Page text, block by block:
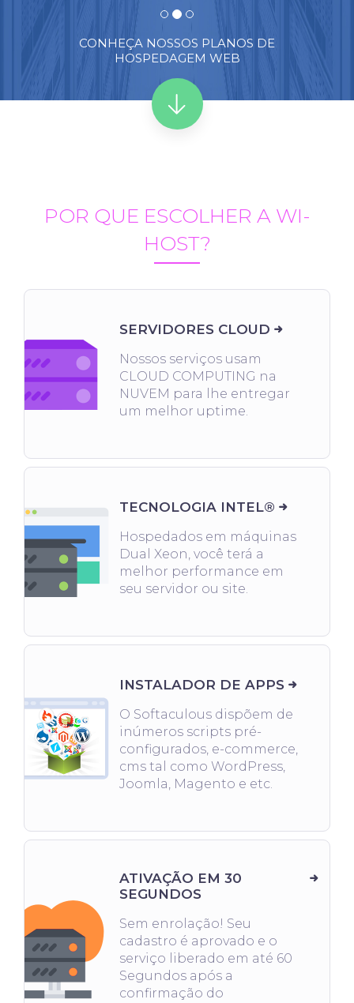
CONHEÇA NOSSOS PLANOS DE
HOSPEDAGEM WEB
POR QUE ESCOLHER A WI-
HOST?
SERVIDORES CLOUD
Nossos serviços usam
CLOUD COMPUTING na
NUVEM para lhe entregar
um melhor uptime.
TECNOLOGIA INTEL®
Hospedados em máquinas
Dual Xeon, você terá a
melhor performance em
seu servidor ou site.
INSTALADOR DE APPS
O Softaculous dispõem de
inúmeros scripts pré-
configurados, e-commerce,
cms tal como WordPress,
Joomla, Magento e etc.
ATIVAÇÃO EM 30
SEGUNDOS
Sem enrolação! Seu
cadastro é aprovado e o
serviço liberado em até 60
Segundos após a
confirmação do